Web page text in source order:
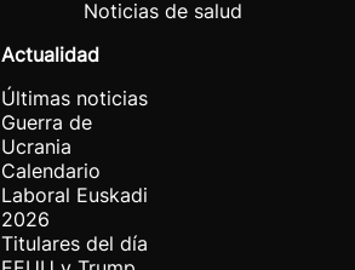
Noticias de salud
Actualidad
Últimas noticias
Guerra de
Ucrania
Calendario
Laboral Euskadi
2026
Titulares del día